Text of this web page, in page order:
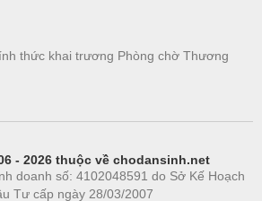
thức khai trương Phòng chờ Thương
- 2026 thuộc về chodansinh.net
doanh số: 4102048591 do Sở Kế Hoạch
Tư cấp ngày 28/03/2007